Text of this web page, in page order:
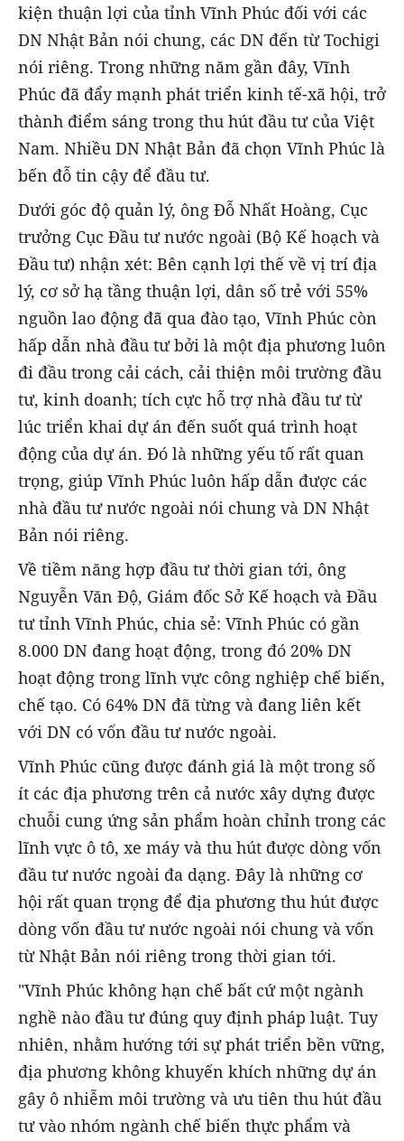
kiện thuận lợi của tỉnh Vĩnh Phúc đối với các
DN Nhật Bản nói chung, các DN đến từ Tochigi
nói riêng. Trong những năm gần đây, Vĩnh
Phúc đã đẩy mạnh phát triển kinh tế-xã hội, trở
thành điểm sáng trong thu hút đầu tư của Việt
Nam. Nhiều DN Nhật Bản đã chọn Vĩnh Phúc là
bến đỗ tin cậy để đầu tư.
Dưới góc độ quản lý, ông Đỗ Nhất Hoàng, Cục
trưởng Cục Đầu tư nước ngoài (Bộ Kế hoạch và
Đầu tư) nhận xét: Bên cạnh lợi thế về vị trí địa
lý, cơ sở hạ tầng thuận lợi, dân số trẻ với 55%
nguồn lao động đã qua đào tạo, Vĩnh Phúc còn
hấp dẫn nhà đầu tư bởi là một địa phương luôn
đi đầu trong cải cách, cải thiện môi trường đầu
tư, kinh doanh; tích cực hỗ trợ nhà đầu tư từ
lúc triển khai dự án đến suốt quá trình hoạt
động của dự án. Đó là những yếu tố rất quan
trọng, giúp Vĩnh Phúc luôn hấp dẫn được các
nhà đầu tư nước ngoài nói chung và DN Nhật
Bản nói riêng.
Về tiềm năng hợp đầu tư thời gian tới, ông
Nguyễn Văn Độ, Giám đốc Sở Kế hoạch và Đầu
tư tỉnh Vĩnh Phúc, chia sẻ: Vĩnh Phúc có gần
8.000 DN đang hoạt động, trong đó 20% DN
hoạt động trong lĩnh vực công nghiệp chế biến,
chế tạo. Có 64% DN đã từng và đang liên kết
với DN có vốn đầu tư nước ngoài.
Vĩnh Phúc cũng được đánh giá là một trong số
ít các địa phương trên cả nước xây dựng được
chuỗi cung ứng sản phẩm hoàn chỉnh trong các
lĩnh vực ô tô, xe máy và thu hút được dòng vốn
đầu tư nước ngoài đa dạng. Đây là những cơ
hội rất quan trọng để địa phương thu hút được
dòng vốn đầu tư nước ngoài nói chung và vốn
từ Nhật Bản nói riêng trong thời gian tới.
"Vĩnh Phúc không hạn chế bất cứ một ngành
nghề nào đầu tư đúng quy định pháp luật. Tuy
nhiên, nhằm hướng tới sự phát triển bền vững,
địa phương không khuyến khích những dự án
gây ô nhiễm môi trường và ưu tiên thu hút đầu
tư vào nhóm ngành chế biến thực phẩm và